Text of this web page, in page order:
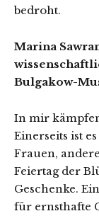
bedroht.
Marina
Bulgakow-
In mir
Einerseits ist
Frauen,
Feiertag der
Geschenke.
für ernsthafte